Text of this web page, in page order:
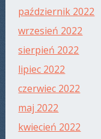
październik 2022
wrzesień 2022
sierpień 2022
lipiec 2022
czerwiec 2022
maj 2022
kwiecień 2022